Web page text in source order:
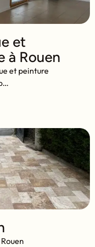
et
à Rouen
et peinture